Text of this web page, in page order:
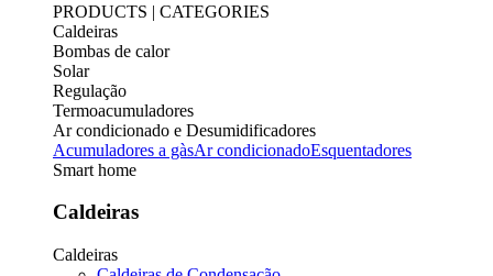
PRODUCTS | CATEGORIES
Caldeiras
Bombas de calor
Solar
Regulação
Termoacumuladores
Ar condicionado e Desumidificadores
Acumuladores a gàsAr condicionadoEsquentadores
Smart home
Caldeiras
Caldeiras